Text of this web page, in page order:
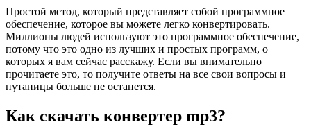
Простой метод, который представляет собой программное
обеспечение, которое вы можете легко конвертировать.
Миллионы людей используют это программное обеспечение,
потому что это одно из лучших и простых программ, о
которых я вам сейчас расскажу. Если вы внимательно
прочитаете это, то получите ответы на все свои вопросы и
путаницы больше не останется.
Как скачать конвертер mp3?